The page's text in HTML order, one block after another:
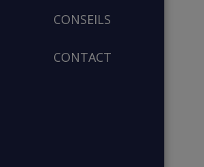
CONSEILS
CONTACT